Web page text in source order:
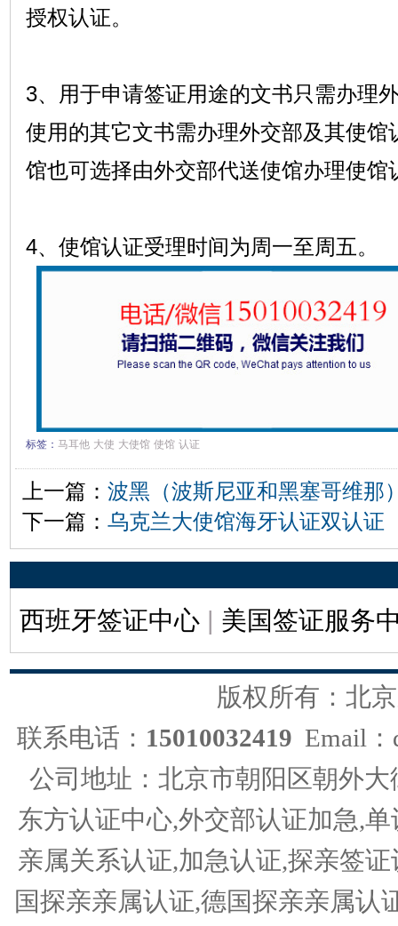
授权认证。
3、用于申请签证用途的文书只需办理
使用的其它文书需办理外交部及其使馆
馆也可选择由外交部代送使馆办理使馆
4、使馆认证受理时间为周一至周五。
标签： 马耳他 大使 大使馆 使馆 认证
上一篇： 波黑（波斯尼亚和黑塞哥维那
下一篇： 乌克兰大使馆海牙认证双认证
西班牙签证中心 | 美国签证服务
版权所有：北
联系电话： 15010032419 Email
公司地址：北京市朝阳区朝外
东方认证中心,外交部认证加急,
亲属关系认证,加急认证,探亲签
国探亲亲属认证,德国探亲亲属认